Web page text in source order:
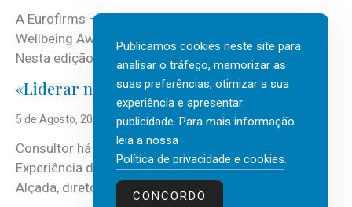
A Eurofirms – People first está de regresso aos
Wellbeing Awards, integrando o Top Wellbeing 2026.
Nesta edição, a multinacional...
«Liderar não é um talento místico.»
5 de Agosto, 2026
Consultor há mais de três décadas nas áreas de
Experiência do Cliente, Vendas e Liderança, Manuel
Alçada, diretor executivo da...
Publicamos cookies neste site para
analisar o tráfego, memorizar as
suas preferências, otimizar a sua
experiência e apresentar
publicidade. Para mais informação
leia a nossa
Política de privacidade e cookies.
CONCORDO